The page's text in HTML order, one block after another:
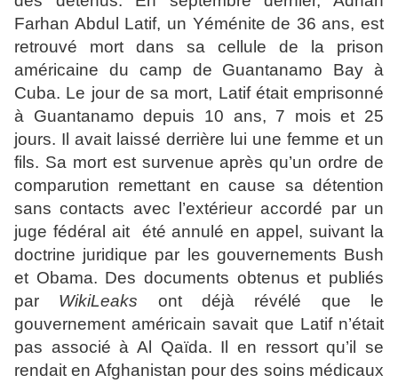
Farhan Abdul Latif, un Yéménite de 36 ans, est
retrouvé mort dans sa cellule de la prison
américaine du camp de Guantanamo Bay à
Cuba. Le jour de sa mort, Latif était emprisonné
à Guantanamo depuis 10 ans, 7 mois et 25
jours. Il avait laissé derrière lui une femme et un
fils. Sa mort est survenue après qu’un ordre de
comparution remettant en cause sa détention
sans contacts avec l’extérieur accordé par un
juge fédéral ait été annulé en appel, suivant la
doctrine juridique par les gouvernements Bush
et Obama. Des documents obtenus et publiés
par WikiLeaks ont déjà révélé que le
gouvernement américain savait que Latif n’était
pas associé à Al Qaïda. Il en ressort qu’il se
rendait en Afghanistan pour des soins médicaux